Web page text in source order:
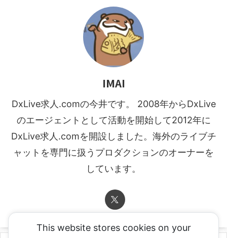
IMAI
DxLive求人.comの今井です。 2008年からDxLive
のエージェントとして活動を開始して2012年に
DxLive求人.comを開設しました。海外のライブチ
ャットを専門に扱うプロダクションのオーナーを
しています。
This website stores cookies on your